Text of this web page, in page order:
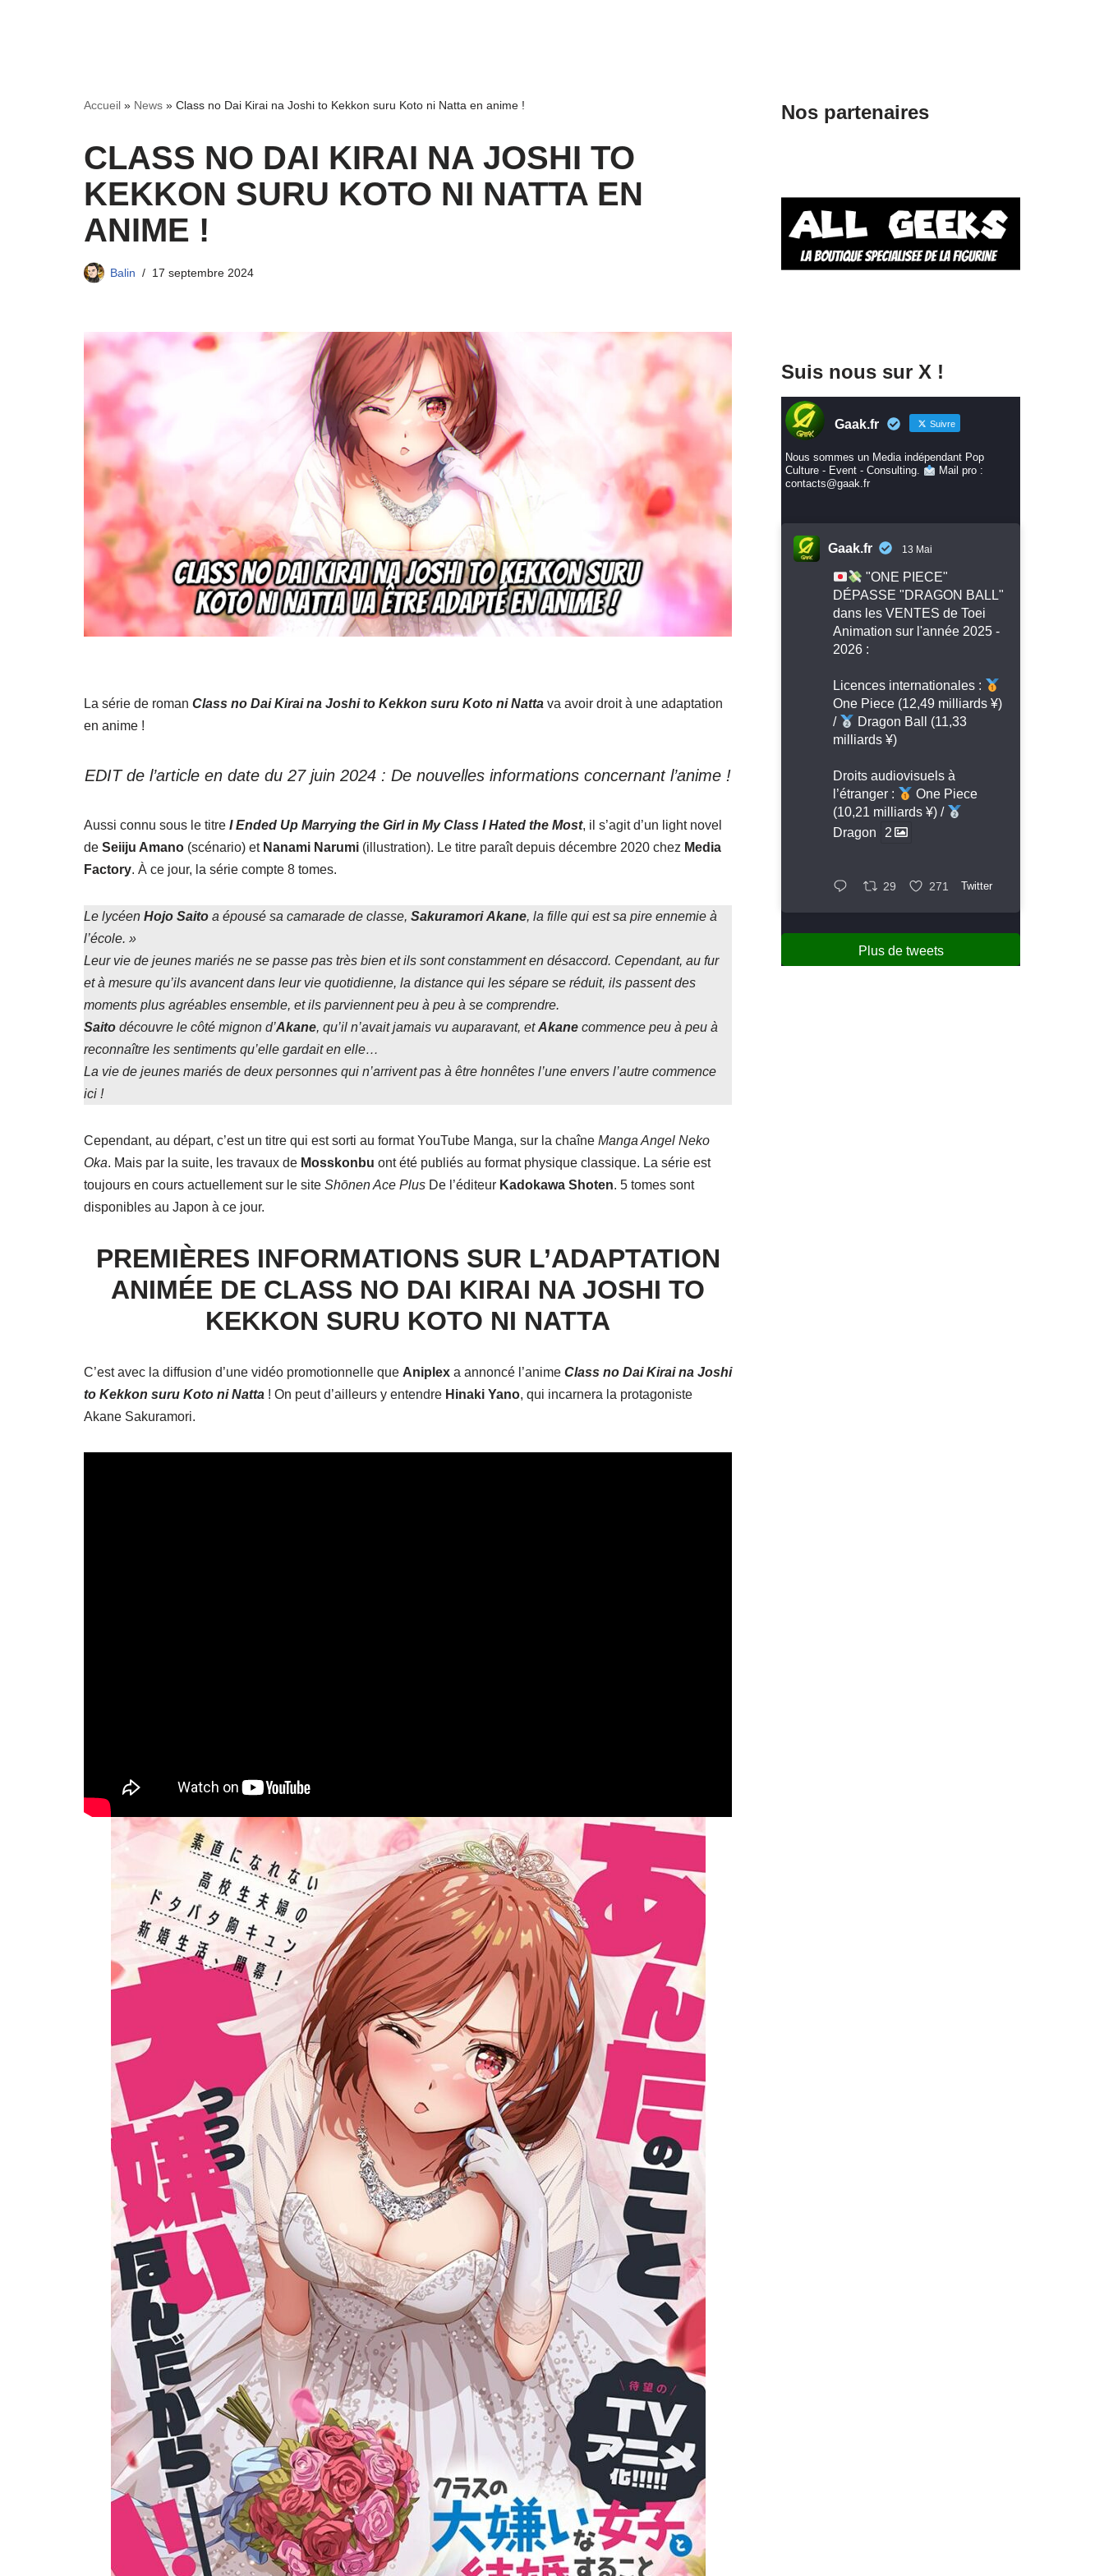
Accueil » News » Class no Dai Kirai na Joshi to Kekkon suru Koto ni Natta en anime !
CLASS NO DAI KIRAI NA JOSHI TO
KEKKON SURU KOTO NI NATTA EN
ANIME !
Balin 17 septembre 2024
La série de roman Class no Dai Kirai na Joshi to Kekkon suru Koto ni Natta va avoir droit à une adaptation
en anime !
EDIT de l’article en date du 27 juin 2024 : De nouvelles informations concernant l’anime !
Aussi connu sous le titre I Ended Up Marrying the Girl in My Class I Hated the Most, il s’agit d’un light novel
de Seiiju Amano (scénario) et Nanami Narumi (illustration). Le titre paraît depuis décembre 2020 chez Media
Factory. À ce jour, la série compte 8 tomes.
Le lycéen Hojo Saito a épousé sa camarade de classe, Sakuramori Akane, la fille qui est sa pire ennemie à
l’école. »
Leur vie de jeunes mariés ne se passe pas très bien et ils sont constamment en désaccord. Cependant, au fur
et à mesure qu’ils avancent dans leur vie quotidienne, la distance qui les sépare se réduit, ils passent des
moments plus agréables ensemble, et ils parviennent peu à peu à se comprendre.
Saito découvre le côté mignon d’Akane, qu’il n’avait jamais vu auparavant, etAkane commence peu à peu à
reconnaître les sentiments qu’elle gardait en elle…
La vie de jeunes mariés de deux personnes qui n’arrivent pas à être honnêtes l’une envers l’autre commence
ici !
Cependant, au départ, c’est un titre qui est sorti au format YouTube Manga, sur la chaîne Manga Angel Neko
Oka. Mais par la suite, les travaux de Mosskonbu ont été publiés au format physique classique. La série est
toujours en cours actuellement sur le site Shōnen Ace Plus De l’éditeur Kadokawa Shoten. 5 tomes sont
disponibles au Japon à ce jour.
PREMIÈRES INFORMATIONS SUR L’ADAPTATION
ANIMÉE DE CLASS NO DAI KIRAI NA JOSHI TO
KEKKON SURU KOTO NI NATTA
C’est avec la diffusion d’une vidéo promotionnelle que Aniplex a annoncé l’anime Class no Dai Kirai na Joshi
to Kekkon suru Koto ni Natta ! On peut d’ailleurs y entendre Hinaki Yano, qui incarnera la protagoniste
Akane Sakuramori.
Nos partenaires
Suis nous sur X !
Gaak.fr Suivre
Nous sommes un Media indépendant Pop
Culture - Event - Consulting.
Mail pro :
contacts@gaak.fr
Gaak.fr 13 Mai
"ONE PIECE"
DÉPASSE "DRAGON BALL"
dans les VENTES de Toei
Animation sur l'année 2025 -
2026 :
Licences internationales :
One Piece (12,49 milliards ¥)
/
Dragon Ball (11,33
milliards ¥)
Droits audiovisuels à
l’étranger :
One Piece
(10,21 milliards ¥) /
Dragon
2
29 271 Twitter
Plus de tweets